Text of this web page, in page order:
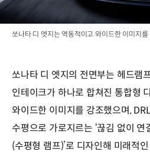
쏘나타 디 엣지는 역동적이고 와이드한 이미지
쏘나타 디 엣지의 전면부는 헤드램
인테이크가 하나로 합쳐진 통합형
와이드한 이미지를 강조했으며,
수평으로 가로지르는 ‘끊김 없이
(수평형 램프)’로 디자인해 미래적